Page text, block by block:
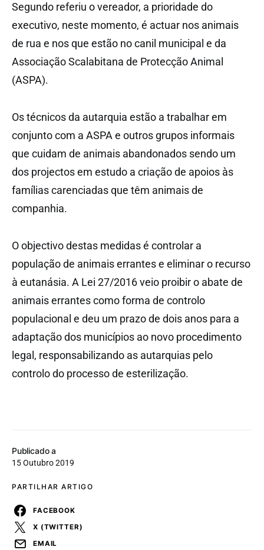
Publicado a
15 Outubro 2019
PARTILHAR ARTIGO
FACEBOOK
X (TWITTER)
EMAIL
Segundo referiu o vereador, a prioridade do
executivo, neste momento, é actuar nos animais
de rua e nos que estão no canil municipal e da
Associação Scalabitana de Protecção Animal
(ASPA).
Os técnicos da autarquia estão a trabalhar em
conjunto com a ASPA e outros grupos informais
que cuidam de animais abandonados sendo um
dos projectos em estudo a criação de apoios às
famílias carenciadas que têm animais de
companhia.
O objectivo destas medidas é controlar a
população de animais errantes e eliminar o recurso
à eutanásia. A Lei 27/2016 veio proibir o abate de
animais errantes como forma de controlo
populacional e deu um prazo de dois anos para a
adaptação dos municípios ao novo procedimento
legal, responsabilizando as autarquias pelo
controlo do processo de esterilização.